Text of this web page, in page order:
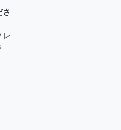
さ
レ